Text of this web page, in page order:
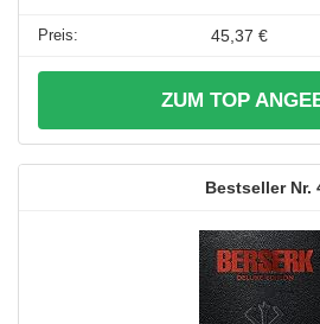
45,37 €
ZUM TOP